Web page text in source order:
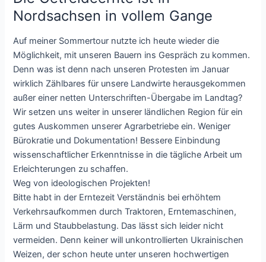
Nordsachsen in vollem Gange
Auf meiner Sommertour nutzte ich heute wieder die
Möglichkeit, mit unseren Bauern ins Gespräch zu kommen.
Denn was ist denn nach unseren Protesten im Januar
wirklich Zählbares für unsere Landwirte herausgekommen
außer einer netten Unterschriften-Übergabe im Landtag?
Wir setzen uns weiter in unserer ländlichen Region für ein
gutes Auskommen unserer Agrarbetriebe ein. Weniger
Bürokratie und Dokumentation! Bessere Einbindung
wissenschaftlicher Erkenntnisse in die tägliche Arbeit um
Erleichterungen zu schaffen.
Weg von ideologischen Projekten!
Bitte habt in der Erntezeit Verständnis bei erhöhtem
Verkehrsaufkommen durch Traktoren, Erntemaschinen,
Lärm und Staubbelastung. Das lässt sich leider nicht
vermeiden. Denn keiner will unkontrollierten Ukrainischen
Weizen, der schon heute unter unseren hochwertigen